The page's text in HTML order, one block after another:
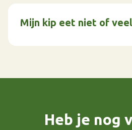
Mijn kip eet niet of
Heb je nog